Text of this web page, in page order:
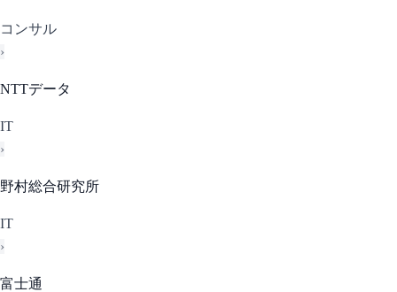
コンサル
›
NTTデータ
IT
›
野村総合研究所
IT
›
富士通